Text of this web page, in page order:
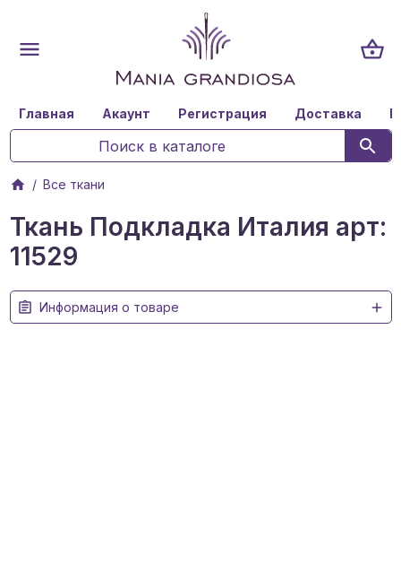
Главная Акаунт Регистрация Доставка
Все ткани
Ткань Подкладка Италия арт:
11529
Информация о товаре